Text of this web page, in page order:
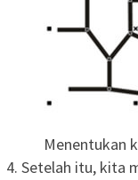
Menentukan
4. Setelah itu, kita